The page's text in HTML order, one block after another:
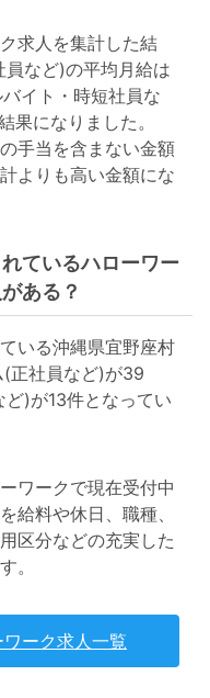
求人を集計した結
など)の平均月給は
イト・時短社員な
果になりました。
手当を含まない金額
よりも高い金額にな
ているハローワー
ある？
いる沖縄県宜野座村
正社員など)が39
)が13件となってい
ワークで現在受付中
給料や休日、職種、
区分などの充実した
。
ーク求人一覧